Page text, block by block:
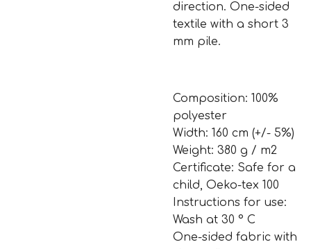
direction. One-sided
textile with a short 3
mm pile.
Composition: 100%
polyester
Width: 160 cm (+/- 5%)
Weight: 380 g / m2
Certificate: Safe for a
child, Oeko-tex 100
Instructions for use:
Wash at 30 ° C
One-sided fabric with